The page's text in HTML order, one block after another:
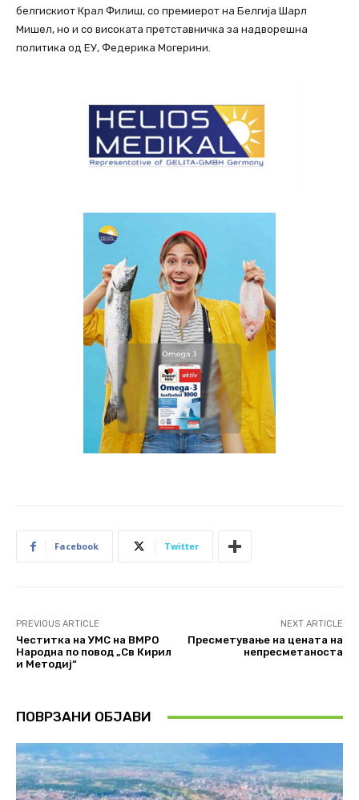
белгискиот Крал Филиш, со премиерот на Белгија Шарл
Мишел, но и со високата претставничка за надворешна
политика од ЕУ, Федерика Могерини.
Facebook Twitter
PREVIOUS ARTICLE
Честитка на УМС на ВМРО
Народна по повод „Св Кирил
и Методиј“
NEXT ARTICLE
Пресметување на цената на
непресметаноста
ПОВРЗАНИ ОБЈАВИ